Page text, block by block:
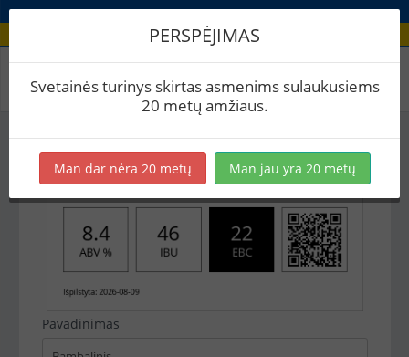
Recepto etikečių spausdinimas
Pavadinimas
PERSPĖJIMAS
Svetainės turinys skirtas asmenims sulaukusiems
20 metų amžiaus.
Man dar nėra 20 metų Man jau yra 20 metų